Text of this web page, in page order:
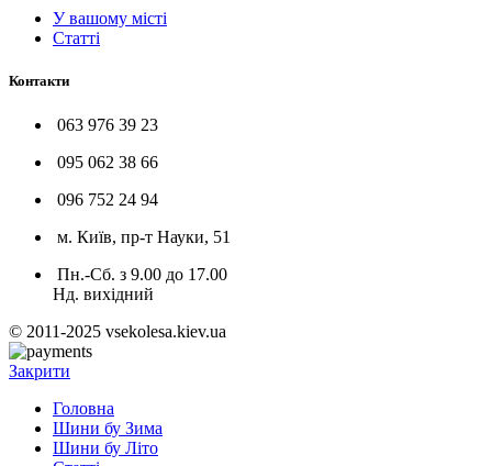
У вашому місті
Статті
Контакти
063 976 39 23
095 062 38 66
096 752 24 94
м. Київ, пр-т Науки, 51
Пн.-Сб. з 9.00 до 17.00
Нд. вихідний
© 2011-2025 vsekolesa.kiev.ua
Закрити
Головна
Шини бу Зима
Шини бу Літо